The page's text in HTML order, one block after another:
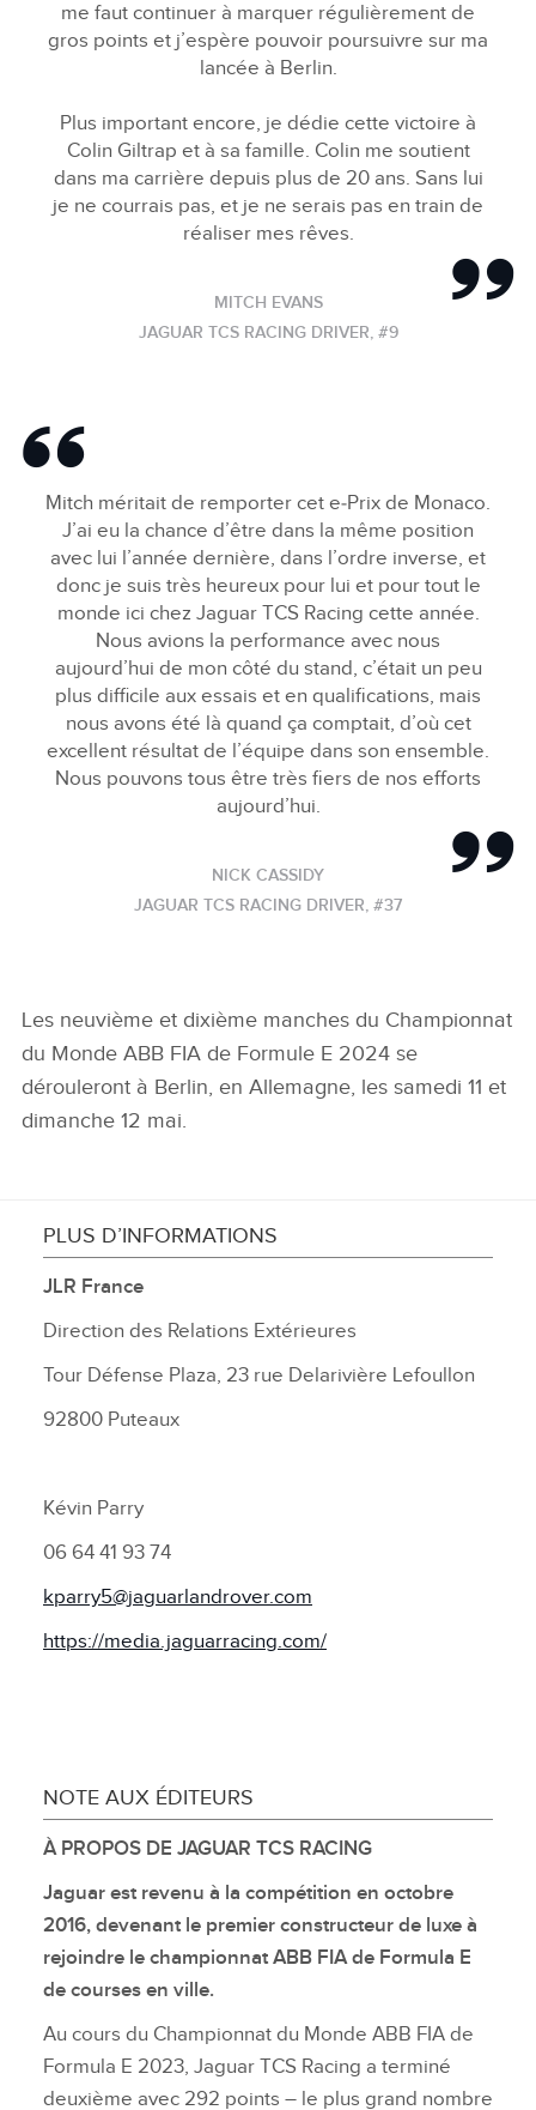
me faut continuer à marquer régulièrement de
gros points et j’espère pouvoir poursuivre sur ma
lancée à Berlin.
Plus important encore, je dédie cette victoire à
Colin Giltrap et à sa famille. Colin me soutient
dans ma carrière depuis plus de 20 ans. Sans lui
je ne courrais pas, et je ne serais pas en train de
réaliser mes rêves.
MITCH EVANS
JAGUAR TCS RACING DRIVER, #9
Mitch méritait de remporter cet e‑Prix de Monaco.
J’ai eu la chance d’être dans la même position
avec lui l’année dernière, dans l’ordre inverse, et
donc je suis très heureux pour lui et pour tout le
monde ici chez Jaguar TCS Racing cette année.
Nous avions la performance avec nous
aujourd’hui de mon côté du stand, c’était un peu
plus difficile aux essais et en qualifications, mais
nous avons été là quand ça comptait, d’où cet
excellent résultat de l’équipe dans son ensemble.
Nous pouvons tous être très fiers de nos efforts
aujourd’hui.
NICK CASSIDY
JAGUAR TCS RACING DRIVER, #37
Les neuvième et dixième manches du Championnat
du Monde ABB FIA de Formule E 2024 se
dérouleront à Berlin, en Allemagne, les samedi 11 et
dimanche 12 mai.
PLUS D’INFORMATIONS
JLR France
Direction des Relations Extérieures
Tour Défense Plaza, 23 rue Delarivière Lefoullon
92800 Puteaux
Kévin Parry
06 64 41 93 74
kparry5@jaguarlandrover.com
https://media.jaguarracing.com/
NOTE AUX ÉDITEURS
À PROPOS DE JAGUAR TCS RACING
Jaguar est revenu à la compétition en octobre
2016, devenant le premier constructeur de luxe à
rejoindre le championnat ABB FIA de Formula E
de courses en ville.
Au cours du Championnat du Monde ABB FIA de
Formula E 2023, Jaguar TCS Racing a terminé
deuxième avec 292 points – le plus grand nombre